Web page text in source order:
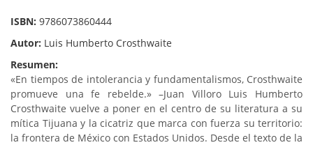
ISBN: 9786073860444
Autor: Luis Humberto Crosthwaite
Resumen:
«En tiempos de intolerancia y fundamentalismos, Crosthwaite
promueve una fe rebelde.» –Juan Villoro Luis Humberto
Crosthwaite vuelve a poner en el centro de su literatura a su
mítica Tijuana y la cicatriz que marca con fuerza su territorio:
la frontera de México con Estados Unidos. Desde el texto de la